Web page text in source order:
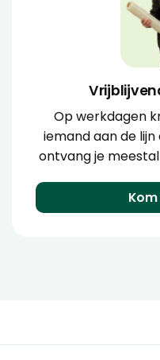
Op werkdagen
iemand aan de
ontvang je